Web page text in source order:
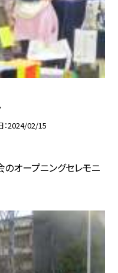
2024/02/15
のオープニングセレモニ